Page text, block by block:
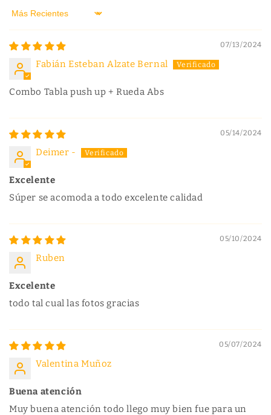
Sort by
07/13/2024
Fabián Esteban Alzate Bernal
Combo Tabla push up + Rueda Abs
05/14/2024
Deimer -
Excelente
Súper se acomoda a todo excelente calidad
05/10/2024
Ruben
Excelente
todo tal cual las fotos gracias
05/07/2024
Valentina Muñoz
Buena atención
Muy buena atención todo llego muy bien fue para un